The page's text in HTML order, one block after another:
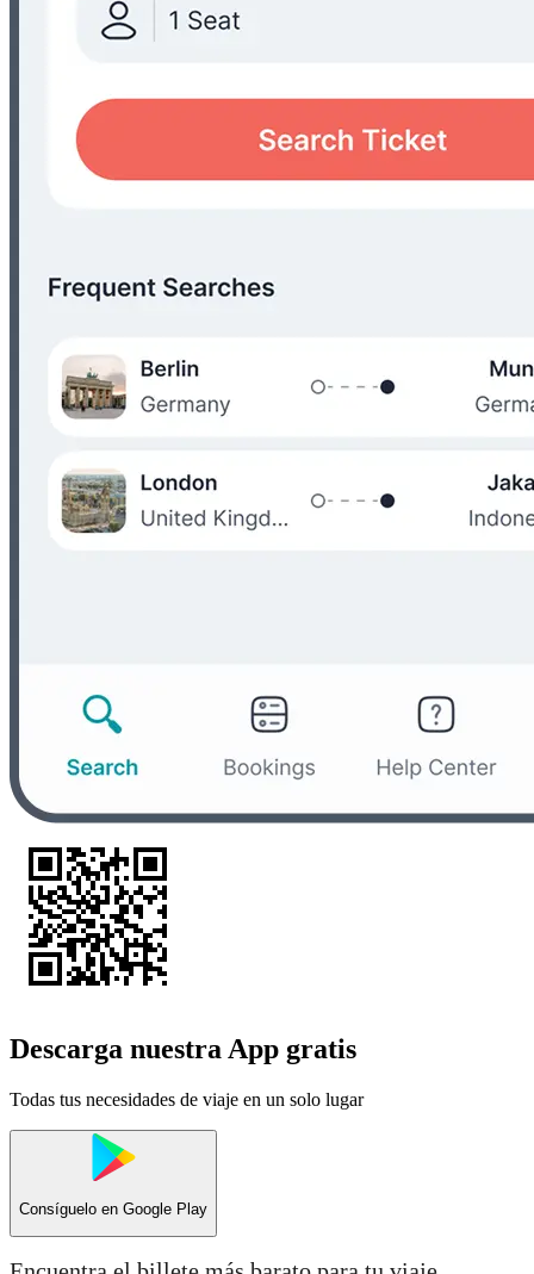
Descarga nuestra App gratis
Todas tus necesidades de viaje en un solo lugar
Consíguelo en Google Play